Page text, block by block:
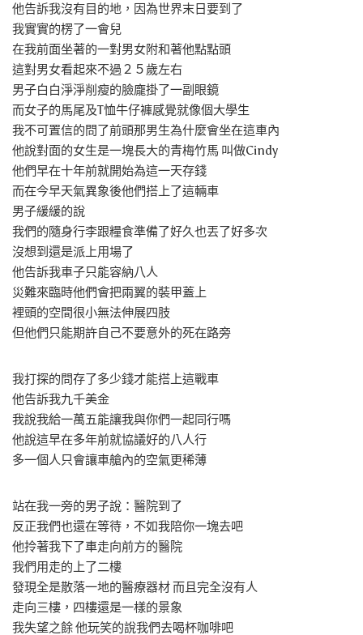
他告訴我沒有目的地，因為世界末日要到了
我實實的楞了一會兒
在我前面坐著的一對男女附和著他點點頭
這對男女看起來不過２５歲左右
男子白白淨淨削瘦的臉龐掛了一副眼鏡
而女子的馬尾及T恤牛仔褲感覺就像個大學生
我不可置信的問了前頭那男生為什麼會坐在這車內
他說對面的女生是一塊長大的青梅竹馬 叫做Cindy
他們早在十年前就開始為這一天存錢
而在今早天氣異象後他們搭上了這輛車
男子緩緩的說
我們的隨身行李跟糧食準備了好久也丟了好多次
沒想到還是派上用場了
他告訴我車子只能容納八人
災難來臨時他們會把兩翼的裝甲蓋上
裡頭的空間很小無法伸展四肢
但他們只能期許自己不要意外的死在路旁
我打探的問存了多少錢才能搭上這戰車
他告訴我九千美金
我說我給一萬五能讓我與你們一起同行嗎
他說這早在多年前就協議好的八人行
多一個人只會讓車艙內的空氣更稀薄
站在我一旁的男子說：醫院到了
反正我們也還在等待，不如我陪你一塊去吧
他拎著我下了車走向前方的醫院
我們用走的上了二樓
發現全是散落一地的醫療器材 而且完全沒有人
走向三樓，四樓還是一樣的景象
我失望之餘 他玩笑的說我們去喝杯咖啡吧